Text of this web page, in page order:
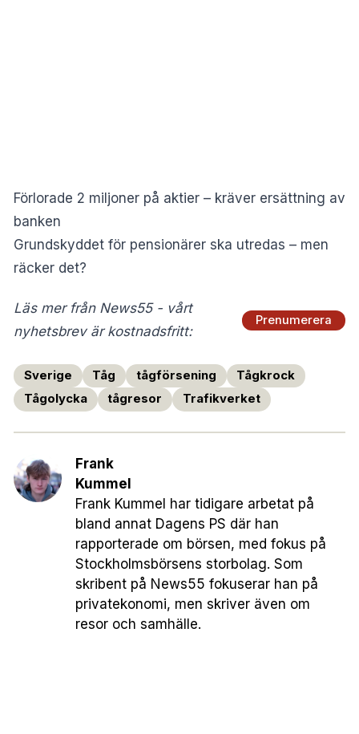
Förlorade 2 miljoner på aktier – kräver ersättning av
banken
Grundskyddet för pensionärer ska utredas – men
räcker det?
Läs mer från News55 - vårt
nyhetsbrev är kostnadsfritt:
Prenumerera
Sverige Tåg tågförsening
Tågkrock
Tågolycka
tågresor Trafikverket
Frank
Kummel
Frank Kummel har tidigare arbetat på
bland annat Dagens PS där han
rapporterade om börsen, med fokus på
Stockholmsbörsens storbolag. Som
skribent på News55 fokuserar han på
privatekonomi, men skriver även om
resor och samhälle.